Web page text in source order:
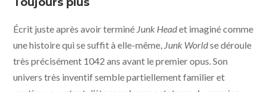
Écrit juste après avoir terminé Junk Headet imaginé comme
une histoire qui se suffit à elle-même, Junk Worldse déroule
très précisément 1042 ans avant le premier opus. Son
univers très inventif semble partiellement familier et